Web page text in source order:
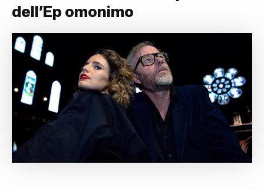
dell’Ep omonimo